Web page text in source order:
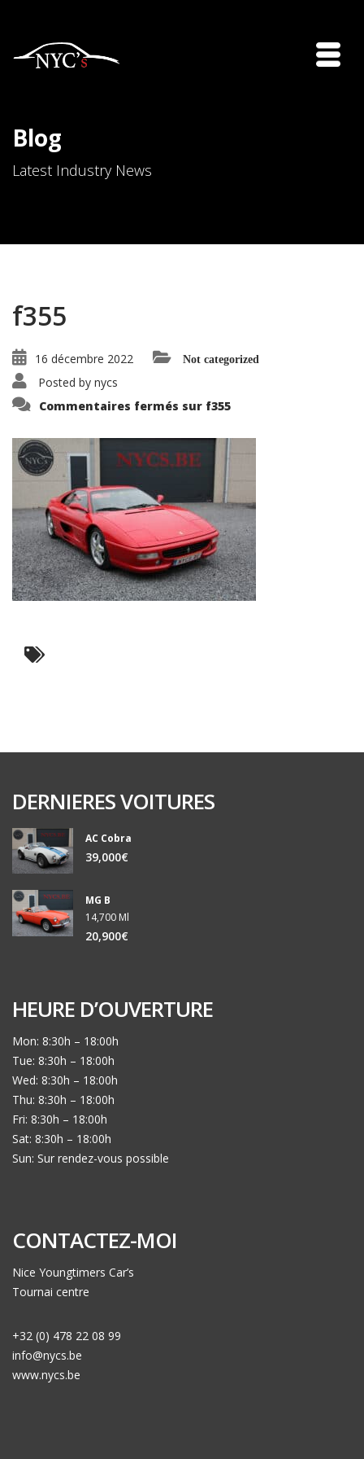
Blog
Latest Industry News
f355
16 décembre 2022 Not categorized
Posted by nycs
Commentaires fermés sur f355
DERNIERES VOITURES
AC Cobra
39,000€
MG B
14,700 Ml
20,900€
HEURE D’OUVERTURE
Mon: 8:30h – 18:00h
Tue: 8:30h – 18:00h
Wed: 8:30h – 18:00h
Thu: 8:30h – 18:00h
Fri: 8:30h – 18:00h
Sat: 8:30h – 18:00h
Sun: Sur rendez-vous possible
CONTACTEZ-MOI
Nice Youngtimers Car’s
Tournai centre
+32 (0) 478 22 08 99
info@nycs.be
www.nycs.be